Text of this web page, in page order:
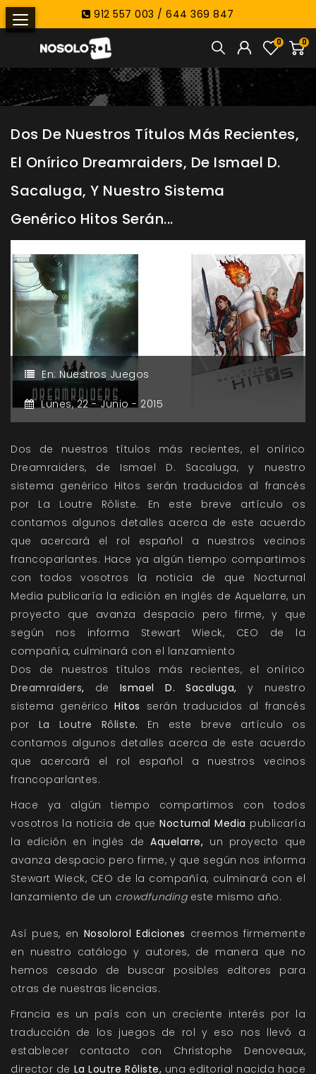
912 557 003 / 644 369 847
0
0
Dos De Nuestros Títulos Más Recientes,
El Onírico Dreamraiders, De Ismael D.
Sacaluga, Y Nuestro Sistema
Genérico Hitos Serán...
En: Nuestros Juegos
Lunes,22 -Junio - 2015
Dos de nuestros títulos más recientes, el onírico
Dreamraiders, de Ismael D. Sacaluga, y nuestro
sistema genérico Hitos serán traducidos al francés
por La Loutre Rôliste. En este breve artículo os
contamos algunos detalles acerca de este acuerdo
que acercará el rol español a nuestros vecinos
francoparlantes. Hace ya algún tiempo compartimos
con todos vosotros la noticia de que Nocturnal
Media publicaría la edición en inglés de Aquelarre, un
proyecto que avanza despacio pero firme, y que
según nos informa Stewart Wieck, CEO de la
compañía, culminará con el lanzamiento
Dos de nuestros títulos más recientes, el onírico
Dreamraiders, de Ismael D. Sacaluga, y nuestro
sistema genéricoHitos serán traducidos al francés
por
La Loutre Rôliste. En este breve artículo os
contamos algunos detalles acerca de este acuerdo
que acercará el rol español a nuestros vecinos
francoparlantes.
Hace ya algún tiempo compartimos con todos
vosotros la noticia de queNocturnal Media publicaría
la edición en inglés deAquelarre, un proyecto que
avanza despacio pero firme, y que según nos informa
Stewart Wieck, CEO de la compañía, culminará con el
lanzamiento de un crowdfunding este mismo año.
Así pues, en Nosolorol Ediciones creemos firmemente
en nuestro catálogo y autores, de manera que no
hemos cesado de buscar posibles editores para
otras de nuestras licencias.
Francia es un país con un creciente interés por la
traducción de los juegos de rol y eso nos llevó a
establecer contacto con Christophe Denoveaux,
director de La Loutre Rôliste, una editorial nacida hace